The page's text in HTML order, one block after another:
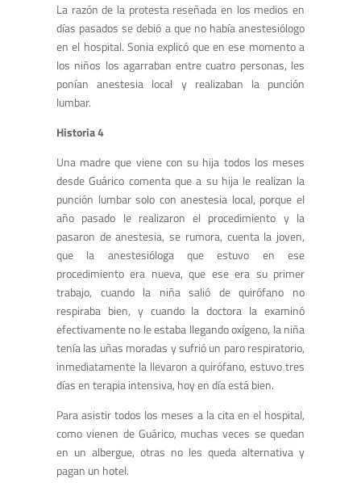
La razón de la protesta reseñada en los medios en
días pasados se debió a que no había anestesiólogo
en el hospital. Sonia explicó que en ese momento a
los niños los agarraban entre cuatro personas, les
ponían anestesia local y realizaban la punción
lumbar.
Historia 4
Una madre que viene con su hija todos los meses
desde Guárico comenta que a su hija le realizan la
punción lumbar solo con anestesia local, porque el
año pasado le realizaron el procedimiento y la
pasaron de anestesia, se rumora, cuenta la joven,
que la anestesióloga que estuvo en ese
procedimiento era nueva, que ese era su primer
trabajo, cuando la niña salió de quirófano no
respiraba bien, y cuando la doctora la examinó
efectivamente no le estaba llegando oxígeno, la niña
tenía las uñas moradas y sufrió un paro respiratorio,
inmediatamente la llevaron a quirófano, estuvo tres
días en terapia intensiva, hoy en día está bien.
Para asistir todos los meses a la cita en el hospital,
como vienen de Guárico, muchas veces se quedan
en un albergue, otras no les queda alternativa y
pagan un hotel.